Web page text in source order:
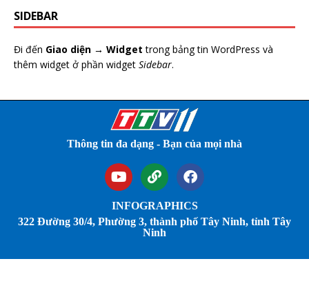
SIDEBAR
Đi đến Giao diện → Widget trong bảng tin WordPress và
thêm widget ở phần widget Sidebar.
Thông tin đa dạng - Bạn của mọi nhà
INFOGRAPHICS
322 Đường 30/4, Phường 3, thành phố Tây Ninh, tỉnh Tây
Ninh